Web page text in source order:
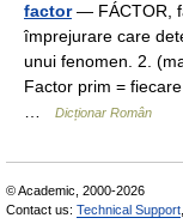
factor— FÁCTOR,
împrejurare care
unui fenomen. 2.
Factor prim =
Dicționar Român
© Academic, 2000-2026
Contact us: Technical Support